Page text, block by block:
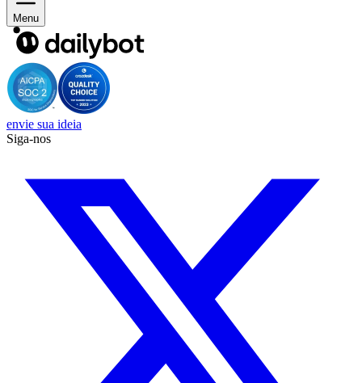
Menu
envie sua ideia
Siga-nos